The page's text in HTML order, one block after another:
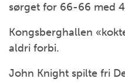
sørget for 66-66 med
Kongsberghallen
aldri forbi.
John Knight spilte fri